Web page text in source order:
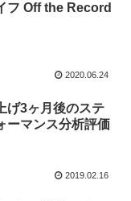
フ Off the Record
2020.06.24
げ3ヶ月後のステ
ーマンス分析評価
2019.02.16